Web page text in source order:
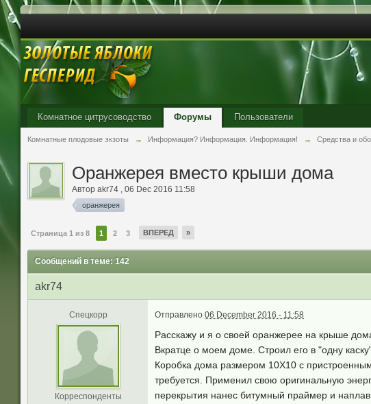
Комнатное цитрусоводство Форумы Пользователи
Комнатные плодовые экзоты → Информация? Информация. Информация! → Средства и
Оранжерея вместо крыши дома
Автор akr74 , 06 Dec 2016 11:58
оранжерея
Страница 1 из 8 1 2 3 ВПЕРЕД »
Сообщений в теме: 142
akr74
Спецкорр
Корреспонденты
Отправлено 06 December 2016 - 11:58
Расскажу и я о своей оранжерее на крыше
Вкратце о моем доме. Строил его в "одну
Коробка дома размером 10Х10 с
требуется. Применил свою оригинальную
перекрытия нанес битумный праймер и